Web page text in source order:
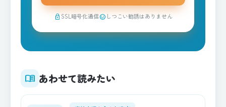
lock SSL暗号化通信sentiment_satisfied しつこい勧誘はありません
menu_book あわせて読みたい